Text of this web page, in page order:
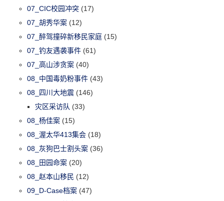
07_CIC校园冲突 (17)
07_胡秀华案 (12)
07_醉驾撞碎新移民家庭 (15)
07_钓友遇袭事件 (61)
07_高山涉贪案 (40)
08_中国毒奶粉事件 (43)
08_四川大地震 (146)
灾区采访队 (33)
08_杨佳案 (15)
08_渥太华413集会 (18)
08_灰狗巴士割头案 (36)
08_田园命案 (20)
08_赵本山移民 (12)
09_D-Case档案 (47)